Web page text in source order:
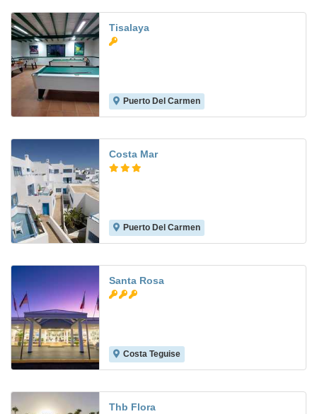
Tisalaya
Puerto Del Carmen
Costa Mar
Puerto Del Carmen
Santa Rosa
Costa Teguise
Thb Flora